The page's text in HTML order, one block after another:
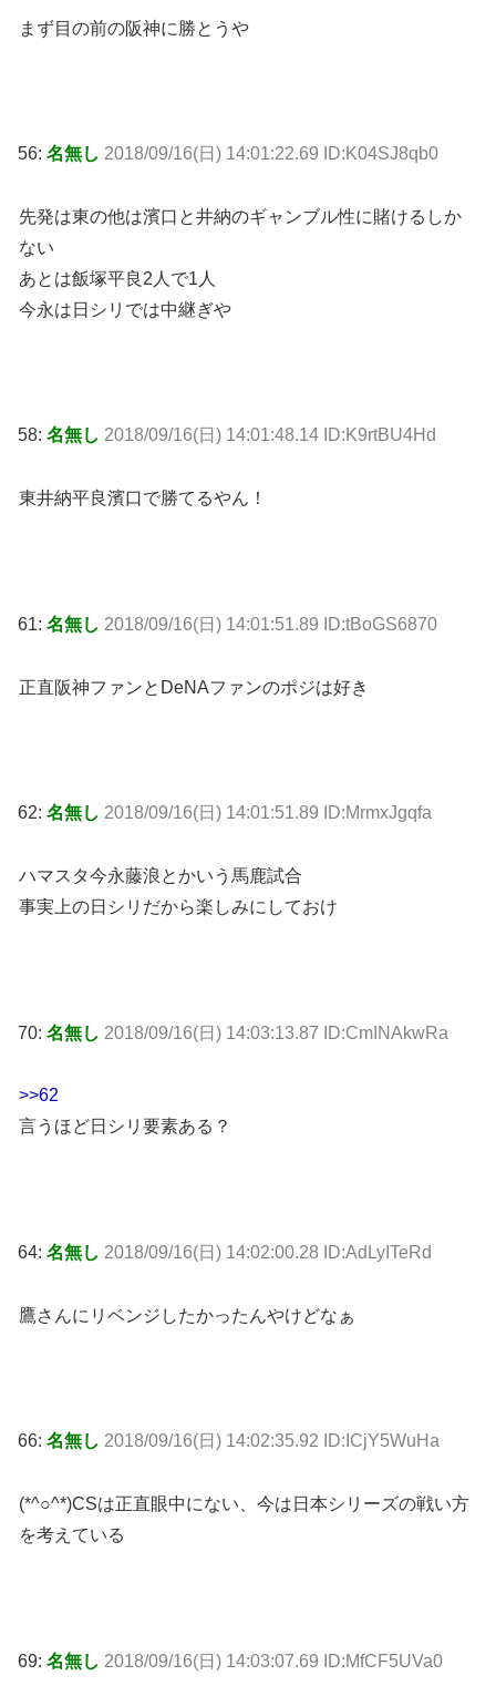
まず目の前の阪神に勝とうや
56: 名無し 2018/09/16(日) 14:01:22.69 ID:K04SJ8qb0
先発は東の他は濱口と井納のギャンブル性に賭けるしか
ない
あとは飯塚平良2人で1人
今永は日シリでは中継ぎや
58: 名無し 2018/09/16(日) 14:01:48.14 ID:K9rtBU4Hd
東井納平良濱口で勝てるやん！
61: 名無し 2018/09/16(日) 14:01:51.89 ID:tBoGS6870
正直阪神ファンとDeNAファンのポジは好き
62: 名無し 2018/09/16(日) 14:01:51.89 ID:MrmxJgqfa
ハマスタ今永藤浪とかいう馬鹿試合
事実上の日シリだから楽しみにしておけ
70: 名無し 2018/09/16(日) 14:03:13.87 ID:CmINAkwRa
>>62
言うほど日シリ要素ある？
64: 名無し 2018/09/16(日) 14:02:00.28 ID:AdLyITeRd
鷹さんにリベンジしたかったんやけどなぁ
66: 名無し 2018/09/16(日) 14:02:35.92 ID:ICjY5WuHa
(*^○^*)CSは正直眼中にない、今は日本シリーズの戦い方
を考えている
69: 名無し 2018/09/16(日) 14:03:07.69 ID:MfCF5UVa0